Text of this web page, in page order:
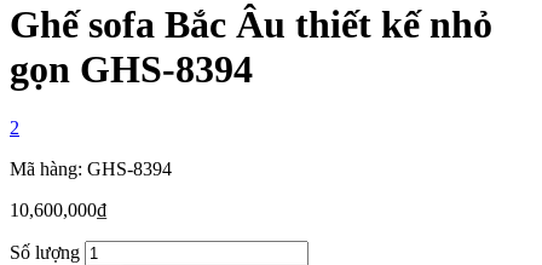
Ghế sofa Bắc Âu thiết kế nhỏ
gọn GHS-8394
2
Mã hàng: GHS-8394
10,600,000₫
Số lượng